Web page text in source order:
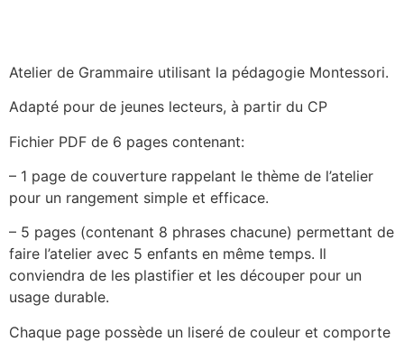
Atelier de Grammaire utilisant la pédagogie Montessori.
Adapté pour de jeunes lecteurs, à partir du CP
Fichier PDF de 6 pages contenant:
– 1 page de couverture rappelant le thème de l’atelier
pour un rangement simple et efficace.
– 5 pages (contenant 8 phrases chacune) permettant de
faire l’atelier avec 5 enfants en même temps. Il
conviendra de les plastifier et les découper pour un
usage durable.
Chaque page possède un liseré de couleur et comporte